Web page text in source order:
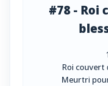
#78 - Roi
Roi couvert
Meurtri